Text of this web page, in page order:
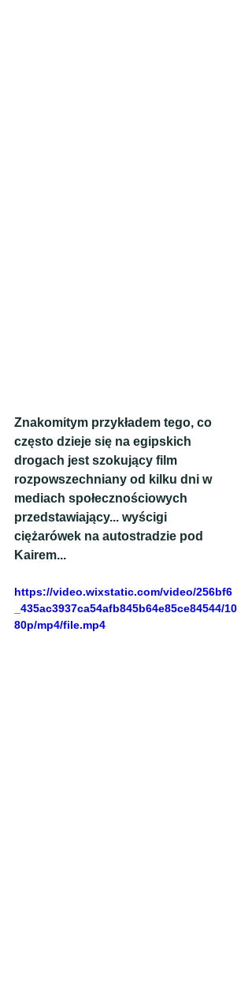
Znakomitym przykładem tego, co
często dzieje się na egipskich
drogach jest szokujący film
rozpowszechniany od kilku dni w
mediach społecznościowych
przedstawiający... wyścigi
ciężarówek na autostradzie pod
Kairem...
https://video.wixstatic.com/video/256bf6
_435ac3937ca54afb845b64e85ce84544/10
80p/mp4/file.mp4